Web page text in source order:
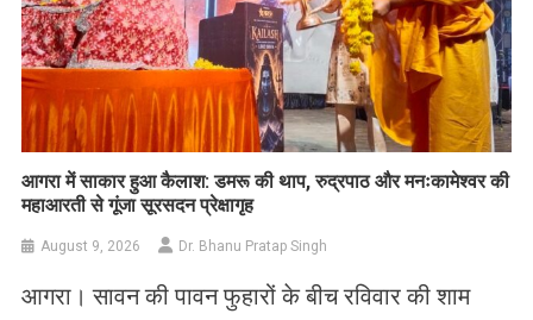
आगरा में साकार हुआ कैलाश: डमरू की थाप, रुद्रपाठ और मनःकामेश्वर की
महाआरती से गूंजा सूरसदन प्रेक्षागृह
August 9, 2026 Dr. Bhanu Pratap Singh
आगरा। सावन की पावन फुहारों के बीच रविवार की शाम